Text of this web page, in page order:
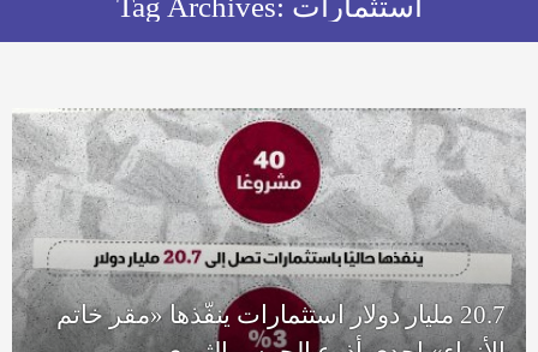
Tag Archives: استثمارات
20.7 مليار دولار استثمارات ينفّذها «مقر خاتم